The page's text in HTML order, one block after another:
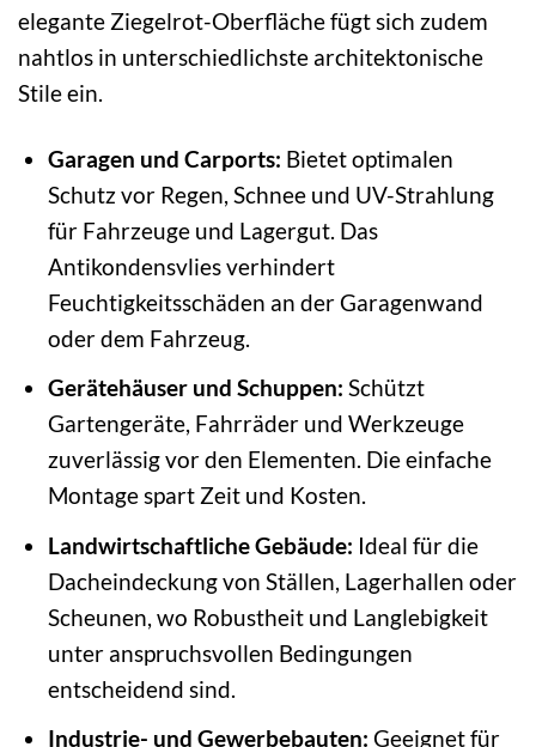
elegante Ziegelrot-Oberfläche fügt sich zudem
nahtlos in unterschiedlichste architektonische
Stile ein.
Garagen und Carports: Bietet optimalen
Schutz vor Regen, Schnee und UV-Strahlung
für Fahrzeuge und Lagergut. Das
Antikondensvlies verhindert
Feuchtigkeitsschäden an der Garagenwand
oder dem Fahrzeug.
Gerätehäuser und Schuppen: Schützt
Gartengeräte, Fahrräder und Werkzeuge
zuverlässig vor den Elementen. Die einfache
Montage spart Zeit und Kosten.
Landwirtschaftliche Gebäude: Ideal für die
Dacheindeckung von Ställen, Lagerhallen oder
Scheunen, wo Robustheit und Langlebigkeit
unter anspruchsvollen Bedingungen
entscheidend sind.
Industrie- und Gewerbebauten: Geeignet für